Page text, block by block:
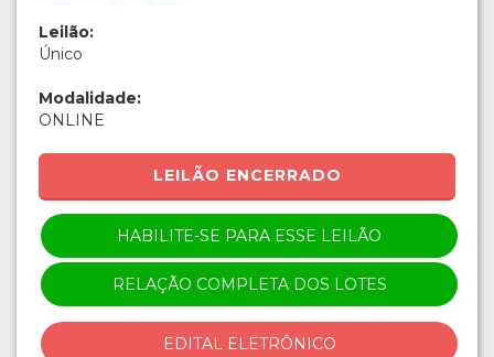
Leilão:
Único
Modalidade:
ONLINE
LEILÃO ENCERRADO
HABILITE-SE PARA ESSE LEILÃO
RELAÇÃO COMPLETA DOS LOTES
EDITAL ELETRÔNICO